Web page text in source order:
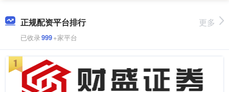
正规配资平台排行
已收录999+家平台
更多